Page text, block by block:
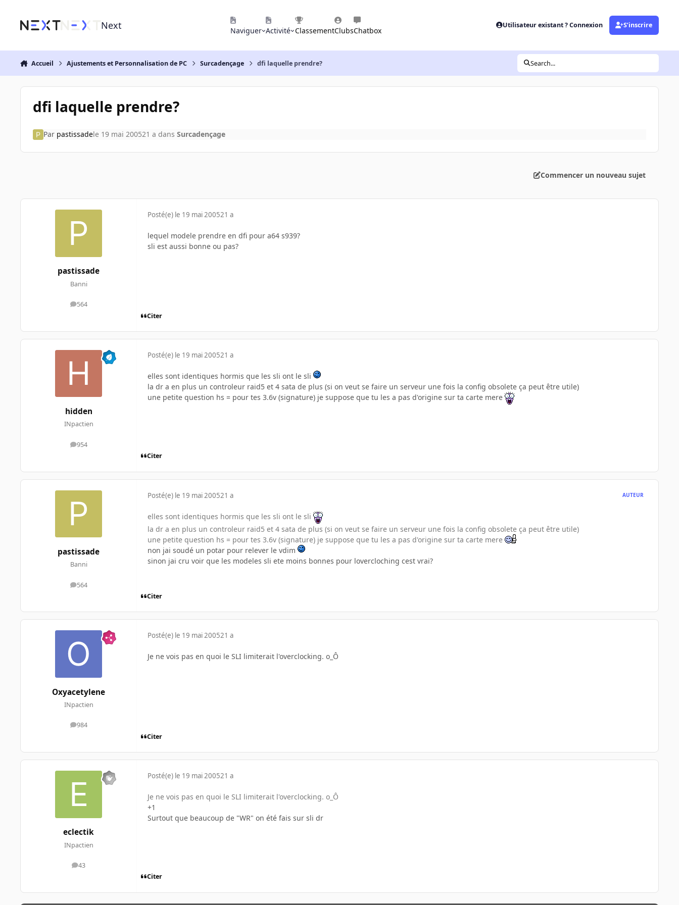
Next Naviguer Activité ClassementClubsChatbox
Utilisateur existant ? Connexion S’inscrire
Accueil Ajustements et Personnalisation de PC Surcadençage dfi laquelle prendre? Search...
dfi laquelle prendre?
Par pastissadele 19 mai 200521 a dans Surcadençage
Commencer un nouveau sujet
pastissade
Banni
564
messages
Posté(e) le 19 mai 200521 a
lequel modele prendre en dfi pour a64 s939?
sli est aussi bonne ou pas?
Citer
hidden
INpactien
954
messages
Posté(e) le 19 mai 200521 a
elles sont identiques hormis que les sli ont le sli
la dr a en plus un controleur raid5 et 4 sata de plus (si on veut se faire un serveur une fois la config obsolete ça peut être utile)
une petite question hs = pour tes 3.6v (signature) je suppose que tu les a pas d'origine sur ta carte mere
Citer
pastissade
Banni
564
messages
Posté(e) le 19 mai 200521 a AUTEUR
elles sont identiques hormis que les sli ont le sli
la dr a en plus un controleur raid5 et 4 sata de plus (si on veut se faire un serveur une fois la config obsolete ça peut être utile)
une petite question hs = pour tes 3.6v (signature) je suppose que tu les a pas d'origine sur ta carte mere
non jai soudé un potar pour relever le vdim
sinon jai cru voir que les modeles sli ete moins bonnes pour lovercloching cest vrai?
Citer
Oxyacetylene
INpactien
984
messages
Posté(e) le 19 mai 200521 a
Je ne vois pas en quoi le SLI limiterait l'overclocking. o_Ô
Citer
eclectik
INpactien
43
messages
Posté(e) le 19 mai 200521 a
Je ne vois pas en quoi le SLI limiterait l'overclocking. o_Ô
+1
Surtout que beaucoup de "WR" on été fais sur sli dr
Citer